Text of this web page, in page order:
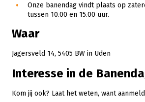
Onze banendag vindt plaats op
tussen 10.00 en 15.00 uur.
Waar
Jagersveld 14, 5405 BW in Uden
Interesse in de
Kom jij ook? Laat het weten, want